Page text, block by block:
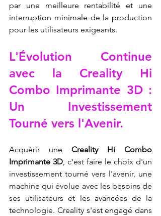
par une meilleure rentabilité et une
interruption minimale de la production
pour les utilisateurs exigeants.
L'Évolution Continue
avec la Creality Hi
Combo Imprimante 3D :
Un Investissement
Tourné vers l'Avenir.
Acquérir une Creality Hi Combo
Imprimante 3D, c'est faire le choix d'un
investissement tourné vers l'avenir, une
machine qui évolue avec les besoins de
ses utilisateurs et les avancées de la
technologie. Creality s'est engagé dans